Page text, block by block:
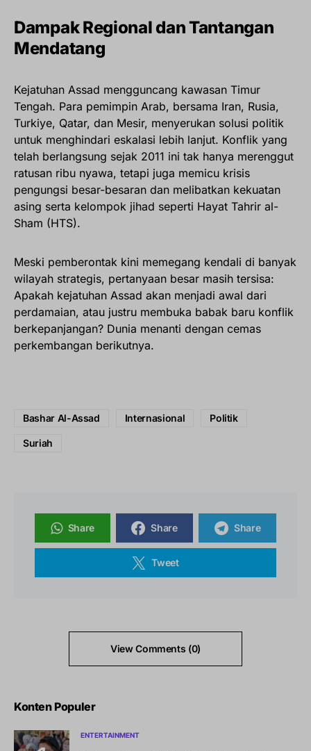
Dampak Regional dan Tantangan
Mendatang
Kejatuhan Assad mengguncang kawasan Timur
Tengah. Para pemimpin Arab, bersama Iran, Rusia,
Turkiye, Qatar, dan Mesir, menyerukan solusi politik
untuk menghindari eskalasi lebih lanjut. Konflik yang
telah berlangsung sejak 2011 ini tak hanya merenggut
ratusan ribu nyawa, tetapi juga memicu krisis
pengungsi besar-besaran dan melibatkan kekuatan
asing serta kelompok jihad seperti Hayat Tahrir al-
Sham (HTS).
Meski pemberontak kini memegang kendali di banyak
wilayah strategis, pertanyaan besar masih tersisa:
Apakah kejatuhan Assad akan menjadi awal dari
perdamaian, atau justru membuka babak baru konflik
berkepanjangan? Dunia menanti dengan cemas
perkembangan berikutnya.
Bashar Al-Assad Internasional Politik
Suriah
Share Share Share
Tweet
View Comments (0)
Konten Populer
ENTERTAINMENT